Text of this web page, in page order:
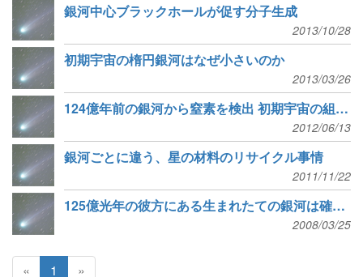
銀河中心ブラックホールが促す分子生成
2013/10/28
初期宇宙の楕円銀河はなぜ小さいのか
2013/03/26
124億年前の銀河から窒素を検出 初期宇宙の組成解明に一歩前進
2012/06/13
銀河ごとに違う、星の材料のリサイクル事情
2011/11/22
125億光年の彼方にある生まれたての銀河は確かに小さかった
2008/03/25
« 1 »